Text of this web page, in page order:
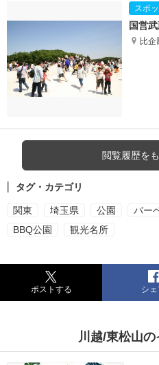
国営
比企
閲覧履歴を
タグ・カテゴリ
関東 埼玉県 公園 バー
BBQ公園
観光名所
ポストする シェ
川越/東松山